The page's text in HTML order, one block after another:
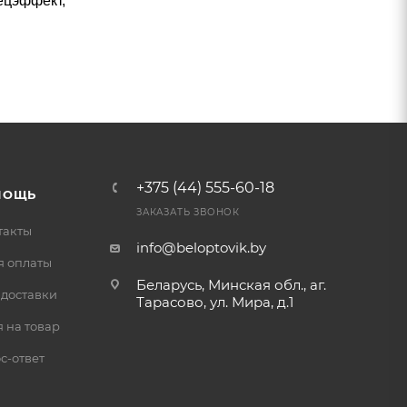
оплаты
на товар
ответ
+375 (44) 555-60-18
ЗАКАЗАТЬ ЗВОНОК
info@beloptovik.by
Беларусь, Минская обл., аг.
Тарасово, ул. Мира, д.1